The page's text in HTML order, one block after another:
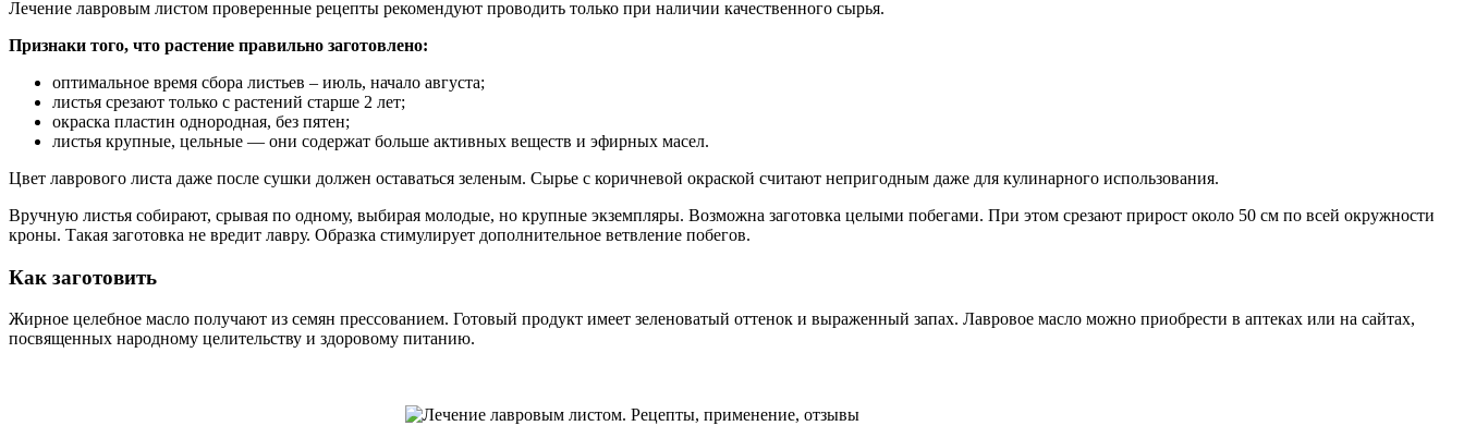
Лечение лавровым листом проверенные рецепты рекомендуют проводить только при наличии качественного сырья.
Признаки того, что растение правильно заготовлено:
оптимальное время сбора листьев – июль, начало августа;
листья срезают только с растений старше 2 лет;
окраска пластин однородная, без пятен;
листья крупные, цельные — они содержат больше активных веществ и эфирных масел.
Цвет лаврового листа даже после сушки должен оставаться зеленым. Сырье с коричневой окраской считают непригодным даже для кулинарного использования.
Вручную листья собирают, срывая по одному, выбирая молодые, но крупные экземпляры. Возможна заготовка целыми побегами. При этом срезают прирост около 50 см по всей окружности
кроны. Такая заготовка не вредит лавру. Образка стимулирует дополнительное ветвление побегов.
Как заготовить
Жирное целебное масло получают из семян прессованием. Готовый продукт имеет зеленоватый оттенок и выраженный запах. Лавровое масло можно приобрести в аптеках или на сайтах,
посвященных народному целительству и здоровому питанию.